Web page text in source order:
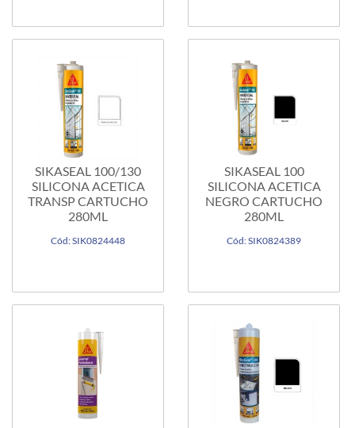
SIKASEAL 100/130
SILICONA ACETICA
TRANSP CARTUCHO
280ML
Cód: SIK0824448
SIKASEAL 100
SILICONA ACETICA
NEGRO CARTUCHO
280ML
Cód: SIK0824389